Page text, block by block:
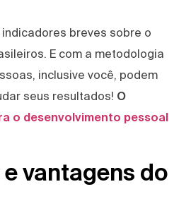
breves sobre o
E com a metodologia
inclusive você, podem
seus resultados! O
o desenvolvimento pessoal
vantagens do